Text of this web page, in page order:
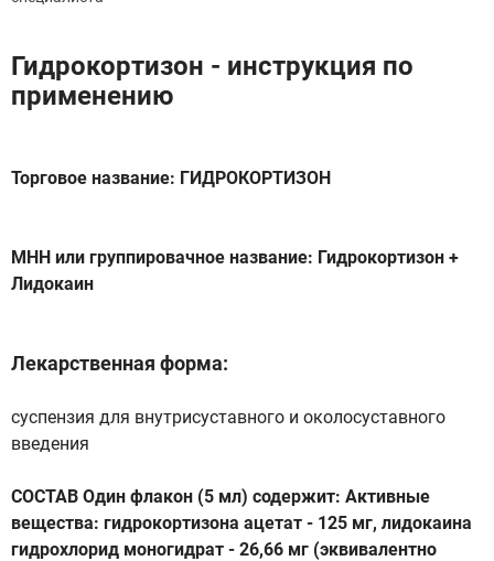
Гидрокортизон - инструкция по
применению
Торговое название: ГИДРОКОРТИЗОН
МНН или группировачное название: Гидрокортизон +
Лидокаин
Лекарственная форма:
суспензия для внутрисуставного и околосуставного
введения
СОСТАВ Один флакон (5 мл) содержит: Активные
вещества: гидрокортизона ацетат - 125 мг, лидокаина
гидрохлорид моногидрат - 26,66 мг (эквивалентно